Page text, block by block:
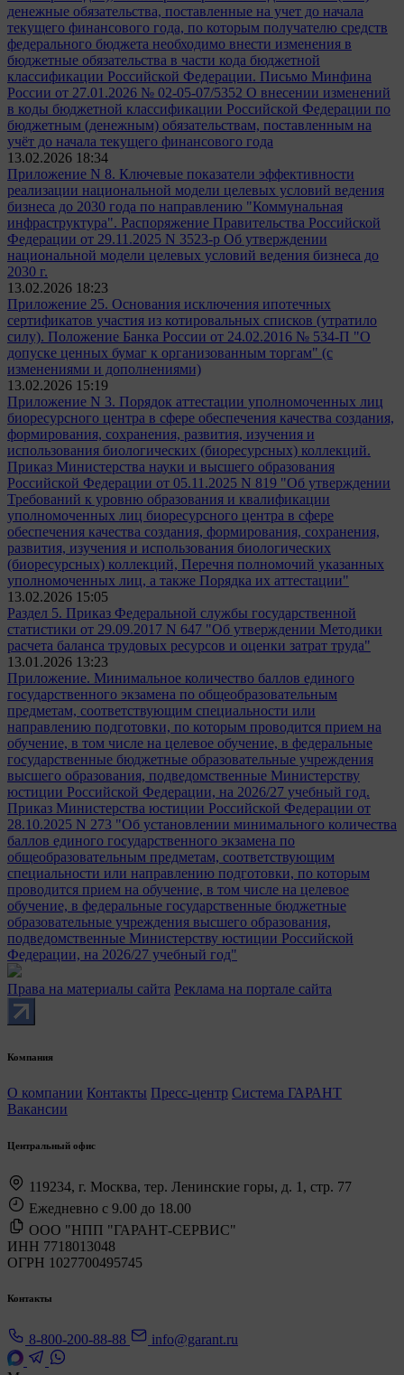
денежные обязательства, поставленные на учет до начала
текущего финансового года, по которым получателю средств
федерального бюджета необходимо внести изменения в
бюджетные обязательства в части кода бюджетной
классификации Российской Федерации. Письмо Минфина
России от 27.01.2026 № 02-05-07/5352 О внесении изменений
в коды бюджетной классификации Российской Федерации по
бюджетным (денежным) обязательствам, поставленным на
учёт до начала текущего финансового года
13.02.2026 18:34
Приложение N 8. Ключевые показатели эффективности
реализации национальной модели целевых условий ведения
бизнеса до 2030 года по направлению "Коммунальная
инфраструктура". Распоряжение Правительства Российской
Федерации от 29.11.2025 N 3523-р Об утверждении
национальной модели целевых условий ведения бизнеса до
2030 г.
13.02.2026 18:23
Приложение 25. Основания исключения ипотечных
сертификатов участия из котировальных списков (утратило
силу). Положение Банка России от 24.02.2016 № 534-П "О
допуске ценных бумаг к организованным торгам" (с
изменениями и дополнениями)
13.02.2026 15:19
Приложение N 3. Порядок аттестации уполномоченных лиц
биоресурсного центра в сфере обеспечения качества создания,
формирования, сохранения, развития, изучения и
использования биологических (биоресурсных) коллекций.
Приказ Министерства науки и высшего образования
Российской Федерации от 05.11.2025 N 819 "Об утверждении
Требований к уровню образования и квалификации
уполномоченных лиц биоресурсного центра в сфере
обеспечения качества создания, формирования, сохранения,
развития, изучения и использования биологических
(биоресурсных) коллекций, Перечня полномочий указанных
уполномоченных лиц, а также Порядка их аттестации"
13.02.2026 15:05
Раздел 5. Приказ Федеральной службы государственной
статистики от 29.09.2017 N 647 "Об утверждении Методики
расчета баланса трудовых ресурсов и оценки затрат труда"
13.01.2026 13:23
Приложение. Минимальное количество баллов единого
государственного экзамена по общеобразовательным
предметам, соответствующим специальности или
направлению подготовки, по которым проводится прием на
обучение, в том числе на целевое обучение, в федеральные
государственные бюджетные образовательные учреждения
высшего образования, подведомственные Министерству
юстиции Российской Федерации, на 2026/27 учебный год.
Приказ Министерства юстиции Российской Федерации от
28.10.2025 N 273 "Об установлении минимального количества
баллов единого государственного экзамена по
общеобразовательным предметам, соответствующим
специальности или направлению подготовки, по которым
проводится прием на обучение, в том числе на целевое
обучение, в федеральные государственные бюджетные
образовательные учреждения высшего образования,
подведомственные Министерству юстиции Российской
Федерации, на 2026/27 учебный год"
Права на материалы сайта Реклама на портале сайта
Компания
О компании Контакты Пресс-центр Система ГАРАНТ
Вакансии
Центральный офис
119234, г. Москва, тер. Ленинские горы, д. 1, стр. 77
Ежедневно с 9.00 до 18.00
ООО "НПП "ГАРАНТ-СЕРВИС"
ИНН 7718013048
ОГРН 1027700495745
Контакты
8-800-200-88-88 info@garant.ru